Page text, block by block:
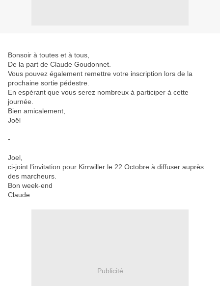
Bonsoir à toutes et à tous,
De la part de Claude Goudonnet.
Vous pouvez également remettre votre inscription lors de la
prochaine sortie pédestre.
En espérant que vous serez nombreux à participer à cette
journée.
Bien amicalement,
Joël
-
Joel,
ci-joint l'invitation pour Kirrwiller le 22 Octobre à diffuser auprès
des marcheurs.
Bon week-end
Claude
Publicité